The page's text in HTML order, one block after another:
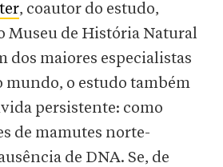
, coautor do estudo,
Museu de História Natural
dos maiores especialistas
mundo, o estudo também
persistente: como
de mamutes norte-
de DNA. Se, de